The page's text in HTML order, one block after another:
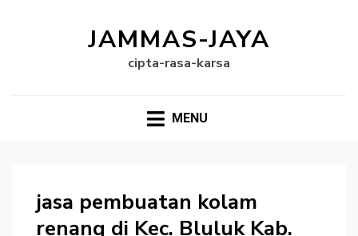
JAMMAS-JAYA
cipta-rasa-karsa
MENU
jasa pembuatan kolam
renang di Kec. Bluluk Kab.